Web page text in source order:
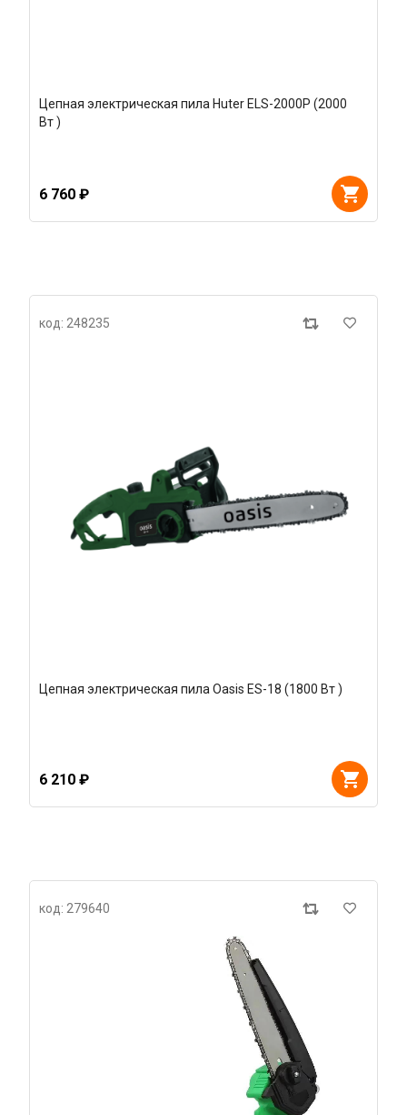
Цепная электрическая пила Huter ELS-2000P (2000
Вт )
6 760 ₽
код: 248235
Цепная электрическая пила Oasis ES-18 (1800 Вт )
6 210 ₽
код: 279640